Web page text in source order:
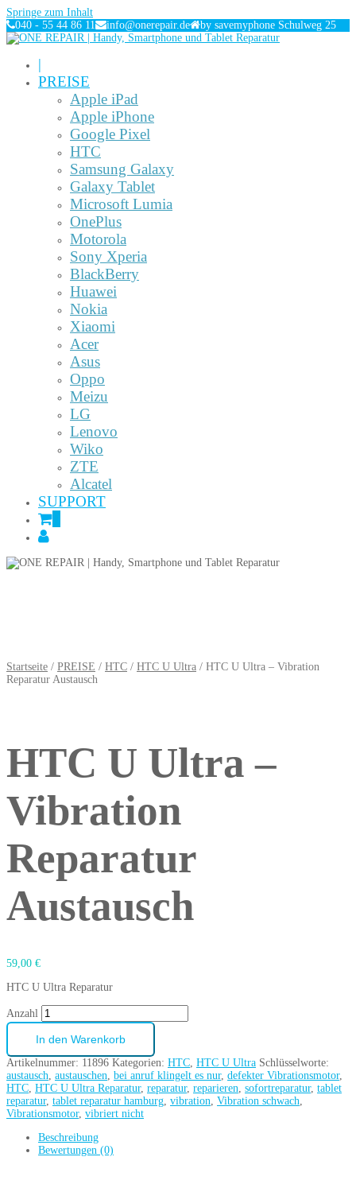
Springe zum Inhalt
040 - 55 44 86 11
info@onerepair.de by savemyphone Schulweg 25
|
PREISE
Apple iPad
Apple iPhone
Google Pixel
HTC
Samsung Galaxy
Galaxy Tablet
Microsoft Lumia
OnePlus
Motorola
Sony Xperia
BlackBerry
Huawei
Nokia
Xiaomi
Acer
Asus
Oppo
Meizu
LG
Lenovo
Wiko
ZTE
Alcatel
SUPPORT
Startseite / PREISE / HTC / HTC U Ultra / HTC U Ultra – Vibration
Reparatur Austausch
HTC U Ultra –
Vibration
Reparatur
Austausch
59,00 €
HTC U Ultra Reparatur
Anzahl
In den Warenkorb
Artikelnummer: 11896 Kategorien: HTC, HTC U Ultra Schlüsselworte:
austausch, austauschen, bei anruf klingelt es nur, defekter Vibrationsmotor,
HTC, HTC U Ultra Reparatur, reparatur, reparieren, sofortreparatur, tablet
reparatur, tablet reparatur hamburg, vibration, Vibration schwach,
Vibrationsmotor, vibriert nicht
Beschreibung
Bewertungen (0)